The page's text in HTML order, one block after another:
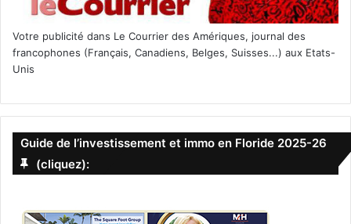
Assets = actifs
Account : compte (en banque par exemple)
Board of Directors = conseil d’administration
Chairman (ou Chair) : président du conseil d’administration
Customer : Client
Votre publicité dans Le Courrier des Amériques, journal des
francophones (Français, Canadiens, Belges, Suisses...) aux Etats-
Unis
Guide de l’investissement et immo en Floride 2025-26
(cliquez):